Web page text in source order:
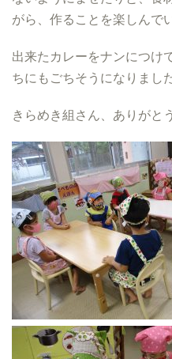
がら、作ることを楽しんで
出来たカレーをナンにつけ
ちにもごちそうになりまし
きらめき組さん、ありがと